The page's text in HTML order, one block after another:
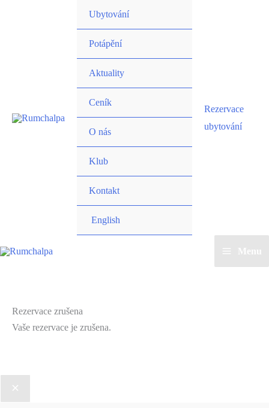
Ubytování
Potápění
Aktuality
Ceník
O nás
Klub
Kontakt
English
Rezervace
ubytování
Menu
Rezervace zrušena
Vaše rezervace je zrušena.